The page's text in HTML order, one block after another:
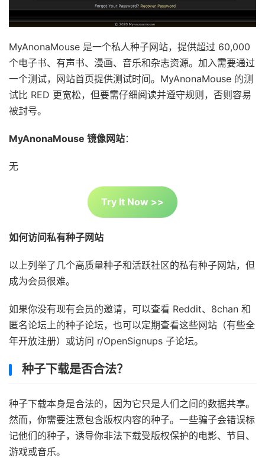
MyAnonaMouse 是一个私人种子网站，提供超过 60,000
个电子书、有声书、漫画、音乐和杂志资源。加入需要通过
一个测试，网站首页提供测试时间。MyAnonaMouse 的测
试比 RED 更宽松，但要需仔细阅读并遵守规则，否则容易
被封号。
MyAnonaMouse 镜像网站：
无
Try It Now >>
如何访问私有种子网站
以上列举了几个高质量种子和活跃社区的私有种子网站，但
成为会员很难。
如果你没有现有会员的邀请，可以查看 Reddit、8chan 和
匿名论坛上的种子论坛，也可以定期查看这些网站（有些全
年开放注册）或访问 r/OpenSignups 子论坛。
种子下载是否合法？
种子下载本身是合法的，因为它只是人们之间的数据共享。
然而，你需要注意包含版权内容的种子。一些骗子会错误标
记他们的种子，诱导你非法下载受版权保护的电影、节目、
游戏或音乐。